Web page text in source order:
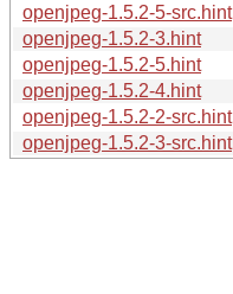
openjpeg-1.5.2-5-src.hint
openjpeg-1.5.2-3.hint
openjpeg-1.5.2-5.hint
openjpeg-1.5.2-4.hint
openjpeg-1.5.2-2-src.hint
openjpeg-1.5.2-3-src.hint